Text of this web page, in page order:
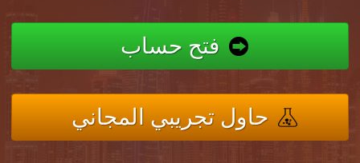
فتح حساب
حاول تجريبي المجاني